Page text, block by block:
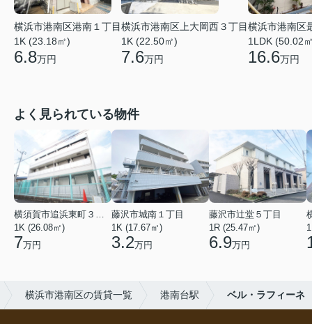
横浜市港南区港南１丁目
1K (23.18㎡)
6.8万円
横浜市港南区上大岡西３丁目
1K (22.50㎡)
7.6万円
横浜市港南区
1LDK (50.02
16.6万円
よく見られている物件
横須賀市追浜東町３丁目
1K (26.08㎡)
7万円
藤沢市城南１丁目
1K (17.67㎡)
3.2万円
藤沢市辻堂５丁目
1R (25.47㎡)
6.9万円
横浜市港南区の賃貸一覧 港南台駅 ベル・ラフィーネ